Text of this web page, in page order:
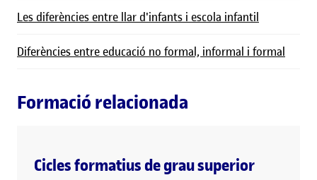
Les diferències entre llar d'infants i escola infantil
Diferències entre educació no formal, informal i formal
Formació relacionada
Cicles formatius de grau superior